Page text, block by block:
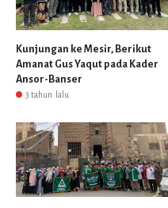
Kunjungan ke Mesir, Berikut
Amanat Gus Yaqut pada Kader
Ansor-Banser
3 tahun lalu